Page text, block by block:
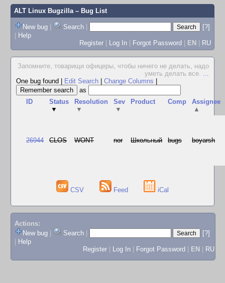
ALT Linux Bugzilla– Bug List
New bug | Search |
[?]
| Help
Register | Log In | Forgot Password | EN | RU
Запомните, товарищи офицеры, чтобы ничего не делать, надо
уметь делать все. ...
One bug found
Edit Search Change Columns
as
ID
Status
▼
Resolution
▼
Sev
▼
Product Comp
Assignee
▲
26944 CLOS WONT nor Школьный bugs boyarsh
CSV Feed iCal
Actions:
New bug
Search
[?]
Help
Register
Log In Forgot Password EN RU